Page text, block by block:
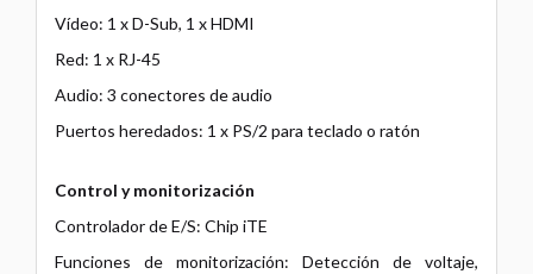
Vídeo: 1 x D-Sub, 1 x HDMI
Red: 1 x RJ-45
Audio: 3 conectores de audio
Puertos heredados: 1 x PS/2 para teclado o ratón
Control y monitorización
Controlador de E/S: Chip iTE
Funciones de monitorización: Detección de voltaje,